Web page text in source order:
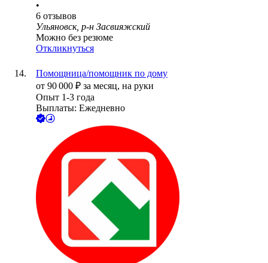
•
6 отзывов
Ульяновск, р-н Засвияжский
Можно без резюме
Откликнуться
Помощница/помощник по дому
от 90 000 ₽ за месяц, на руки
Опыт 1-3 года
Выплаты: Ежедневно